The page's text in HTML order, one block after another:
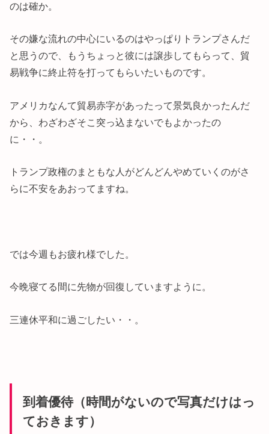
のは確か。
その嫌な流れの中心にいるのはやっぱりトランプさんだ
と思うので、もうちょっと彼には譲歩してもらって、貿
易戦争に終止符を打ってもらいたいものです。
アメリカなんて貿易赤字があったって景気良かったんだ
から、わざわざそこ突っ込まないでもよかったの
に・・。
トランプ政権のまともな人がどんどんやめていくのがさ
らに不安をあおってますね。
では今週もお疲れ様でした。
今晩寝てる間に先物が回復していますように。
三連休平和に過ごしたい・・。
到着優待（時間がないので写真だけはっ
ておきます）